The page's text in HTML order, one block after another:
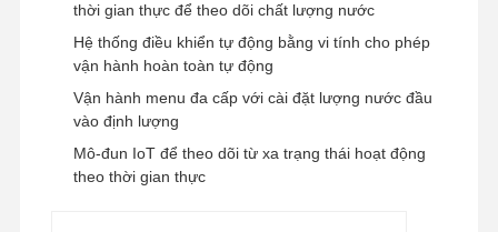
Nhà Máy
Chất Lượng
thời gian thực để theo dõi chất lượng nước
Hệ thống điều khiển tự động bằng vi tính cho phép
vận hành hoàn toàn tự động
Vận hành menu đa cấp với cài đặt lượng nước đầu
vào định lượng
Mô-đun IoT để theo dõi từ xa trạng thái hoạt động
theo thời gian thực